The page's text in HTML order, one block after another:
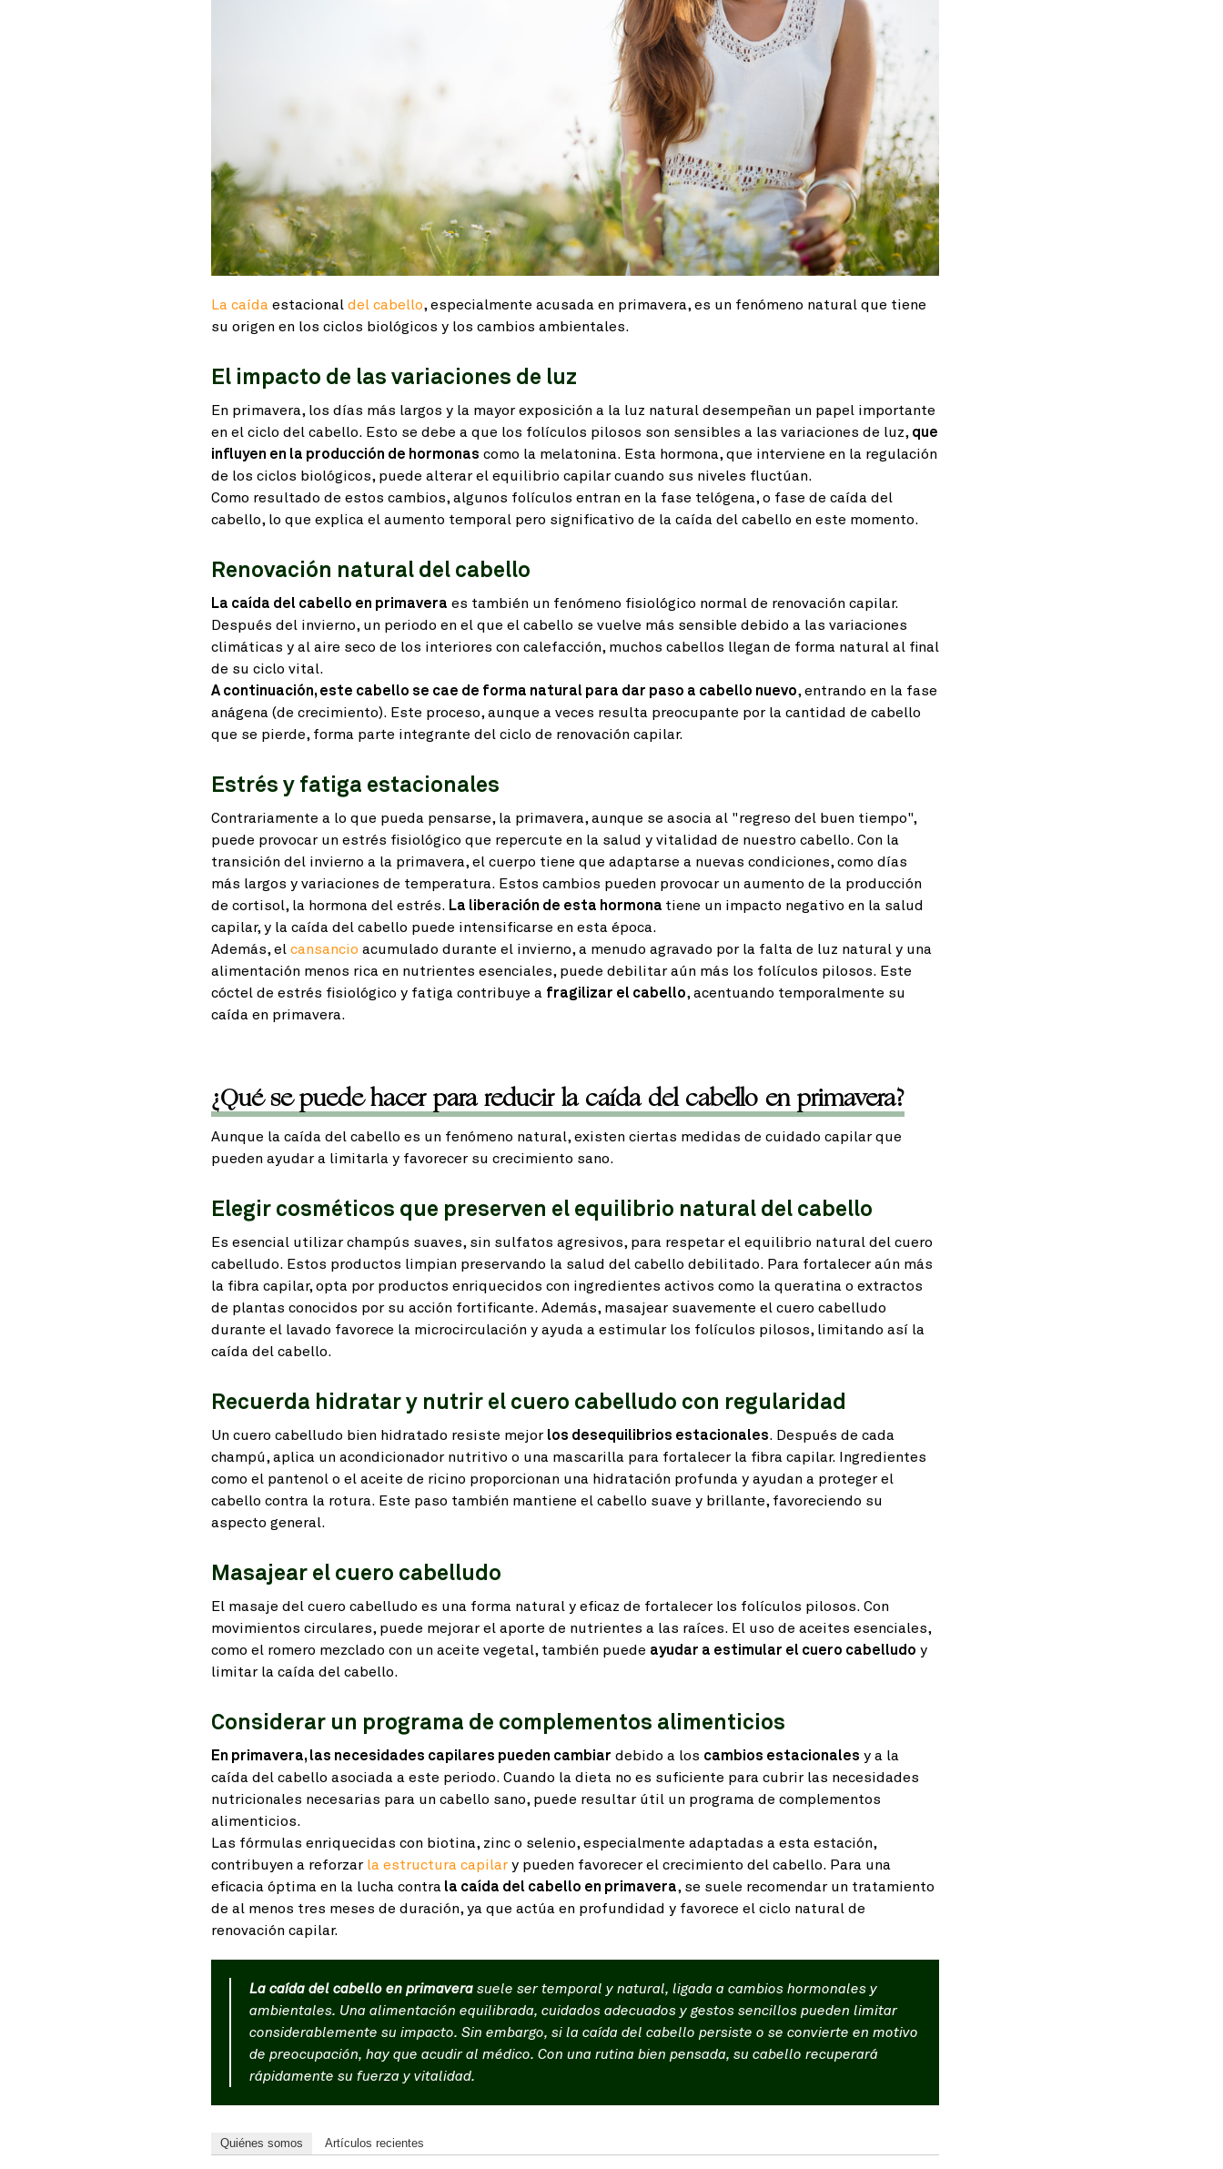
La caída estacional del cabello, especialmente acusada en primavera, es un fenómeno natural que tiene
su origen en los ciclos biológicos y los cambios ambientales.
El impacto de las variaciones de luz
En primavera, los días más largos y la mayor exposición a la luz natural desempeñan un papel importante
en el ciclo del cabello. Esto se debe a que los folículos pilosos son sensibles a las variaciones de luz, que
influyen en la producción de hormonas como la melatonina. Esta hormona, que interviene en la regulación
de los ciclos biológicos, puede alterar el equilibrio capilar cuando sus niveles fluctúan.
Como resultado de estos cambios, algunos folículos entran en la fase telógena, o fase de caída del
cabello, lo que explica el aumento temporal pero significativo de la caída del cabello en este momento.
Renovación natural del cabello
La caída del cabello en primavera es también un fenómeno fisiológico normal de renovación capilar.
Después del invierno, un periodo en el que el cabello se vuelve más sensible debido a las variaciones
climáticas y al aire seco de los interiores con calefacción, muchos cabellos llegan de forma natural al final
de su ciclo vital.
A continuación, este cabello se cae de forma natural para dar paso a cabello nuevo, entrando en la fase
anágena (de crecimiento). Este proceso, aunque a veces resulta preocupante por la cantidad de cabello
que se pierde, forma parte integrante del ciclo de renovación capilar.
Estrés y fatiga estacionales
Contrariamente a lo que pueda pensarse, la primavera, aunque se asocia al "regreso del buen tiempo",
puede provocar un estrés fisiológico que repercute en la salud y vitalidad de nuestro cabello. Con la
transición del invierno a la primavera, el cuerpo tiene que adaptarse a nuevas condiciones, como días
más largos y variaciones de temperatura. Estos cambios pueden provocar un aumento de la producción
de cortisol, la hormona del estrés. La liberación de esta hormona tiene un impacto negativo en la salud
capilar, y la caída del cabello puede intensificarse en esta época.
Además, el cansancio acumulado durante el invierno, a menudo agravado por la falta de luz natural y una
alimentación menos rica en nutrientes esenciales, puede debilitar aún más los folículos pilosos. Este
cóctel de estrés fisiológico y fatiga contribuye a fragilizar el cabello, acentuando temporalmente su
caída en primavera.
¿Qué se puede hacer para reducir la caída del cabello en primavera?
Aunque la caída del cabello es un fenómeno natural, existen ciertas medidas de cuidado capilar que
pueden ayudar a limitarla y favorecer su crecimiento sano.
Elegir cosméticos que preserven el equilibrio natural del cabello
Es esencial utilizar champús suaves, sin sulfatos agresivos, para respetar el equilibrio natural del cuero
cabelludo. Estos productos limpian preservando la salud del cabello debilitado. Para fortalecer aún más
la fibra capilar, opta por productos enriquecidos con ingredientes activos como la queratina o extractos
de plantas conocidos por su acción fortificante. Además, masajear suavemente el cuero cabelludo
durante el lavado favorece la microcirculación y ayuda a estimular los folículos pilosos, limitando así la
caída del cabello.
Recuerda hidratar y nutrir el cuero cabelludo con regularidad
Un cuero cabelludo bien hidratado resiste mejor los desequilibrios estacionales. Después de cada
champú, aplica un acondicionador nutritivo o una mascarilla para fortalecer la fibra capilar. Ingredientes
como el pantenol o el aceite de ricino proporcionan una hidratación profunda y ayudan a proteger el
cabello contra la rotura. Este paso también mantiene el cabello suave y brillante, favoreciendo su
aspecto general.
Masajear el cuero cabelludo
El masaje del cuero cabelludo es una forma natural y eficaz de fortalecer los folículos pilosos. Con
movimientos circulares, puede mejorar el aporte de nutrientes a las raíces. El uso de aceites esenciales,
como el romero mezclado con un aceite vegetal, también puede ayudar a estimular el cuero cabelludo y
limitar la caída del cabello.
Considerar un programa de complementos alimenticios
En primavera, las necesidades capilares pueden cambiar debido a los cambios estacionales y a la
caída del cabello asociada a este periodo. Cuando la dieta no es suficiente para cubrir las necesidades
nutricionales necesarias para un cabello sano, puede resultar útil un programa de complementos
alimenticios.
Las fórmulas enriquecidas con biotina, zinc o selenio, especialmente adaptadas a esta estación,
contribuyen a reforzar la estructura capilary pueden favorecer el crecimiento del cabello. Para una
eficacia óptima en la lucha contra la caída del cabello en primavera, se suele recomendar un tratamiento
de al menos tres meses de duración, ya que actúa en profundidad y favorece el ciclo natural de
renovación capilar.
La caída del cabello en primaverasuele ser temporal y natural, ligada a cambios hormonales y
ambientales. Una alimentación equilibrada, cuidados adecuados y gestos sencillos pueden limitar
considerablemente su impacto. Sin embargo, si la caída del cabello persiste o se convierte en motivo
de preocupación, hay que acudir al médico. Con una rutina bien pensada, su cabello recuperará
rápidamente su fuerza y vitalidad.
Quiénes somos Artículos recientes